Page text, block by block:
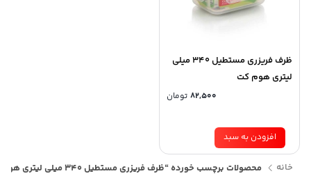
ظرف فریزری مستطیل 340 میلی
لیتری هوم کت
تومان
افزودن به سبد
خانه محصولات برچسب خورده “ظرف فریزری مستطیل 340 میلی لیتری هوم کت”